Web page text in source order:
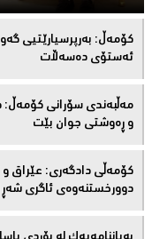
كۆمەڵ: بەرپرسیارێتیی
ئەستۆی دەسەڵات
مەڵبەندى سۆرانى کۆمەڵ:
و ڕەوشتى جوان بێت
کۆمەڵى دادگەرى: عێراق و
دوورخستنەوەى ئاگری شەڕ